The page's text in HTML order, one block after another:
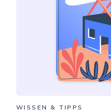
WISSEN & TIPPS